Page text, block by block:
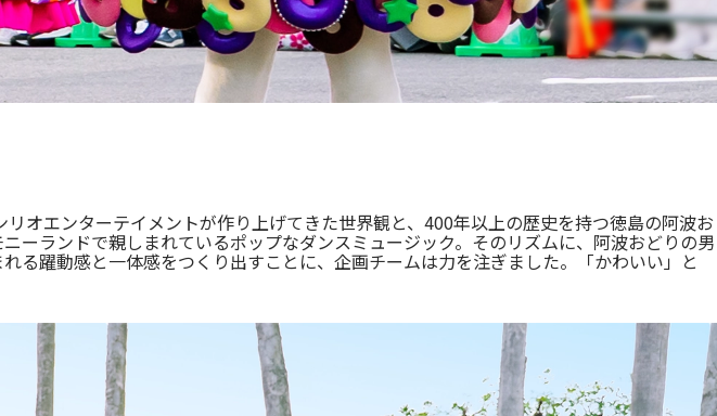
オエンターテイメントが作り上げてきた世界観と、400年以上の歴史を持つ徳島の阿波お
ーランドで親しまれているポップなダンスミュージック。そのリズムに、阿波おどりの男
躍動感と一体感をつくり出すことに、企画チームは力を注ぎました。「かわいい」と